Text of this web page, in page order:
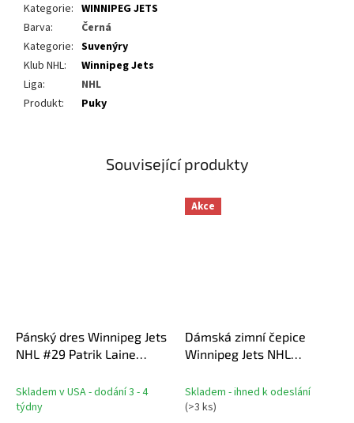
Související produkty
Pánský dres Winnipeg Jets
NHL #29 Patrik Laine
Jersey
Skladem v USA - dodání 3 - 4
týdny
Akce
Dámská zimní čepice
Winnipeg Jets NHL
Cuffed Pom Beanie
Skladem - ihned k odeslání
(>3 ks)
Kategorie: WINNIPEG JETS
Barva:
Černá
Kategorie: Suvenýry
Klub NHL:
Winnipeg Jets
Liga:
NHL
Produkt: Puky